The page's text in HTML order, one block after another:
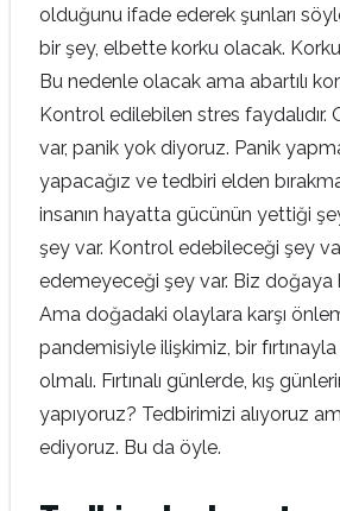
olduğunu ifade ederek şunları
bir şey, elbette korku olacak.
Bu nedenle olacak ama abartılı
Kontrol edilebilen stres faydalıdır.
var, panik yok diyoruz. Panik
yapacağız ve tedbiri elden
insanın hayatta gücünün yettiği
şey var. Kontrol edebileceği şey
edemeyeceği şey var. Biz doğaya
Ama doğadaki olaylara karşı
pandemisiyle ilişkimiz, bir
olmalı. Fırtınalı günlerde, kış
yapıyoruz? Tedbirimizi alıyoruz
ediyoruz. Bu da öyle.